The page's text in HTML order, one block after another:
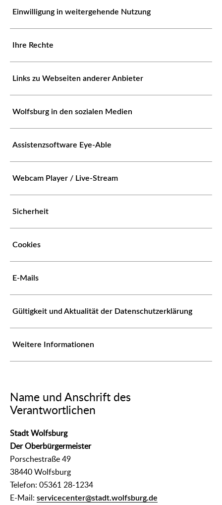
Einwilligung in weitergehende Nutzung
Ihre Rechte
Links zu Webseiten anderer Anbieter
Wolfsburg in den sozialen Medien
Assistenzsoftware Eye-Able
Webcam Player / Live-Stream
Sicherheit
Cookies
E-Mails
Gültigkeit und Aktualität der Datenschutzerklärung
Weitere Informationen
Name und Anschrift des
Verantwortlichen
Stadt Wolfsburg
Der Oberbürgermeister
Porschestraße 49
38440 Wolfsburg
Telefon: 05361 28-1234
E-Mail: servicecenter@stadt.wolfsburg.de